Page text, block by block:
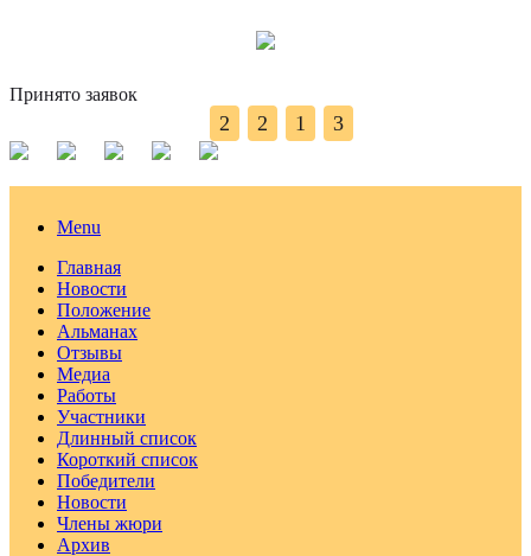
Принято заявок
2 2 1 3
Menu
Главная
Новости
Положение
Альманах
Отзывы
Медиа
Работы
Участники
Длинный список
Короткий список
Победители
Новости
Члены жюри
Архив